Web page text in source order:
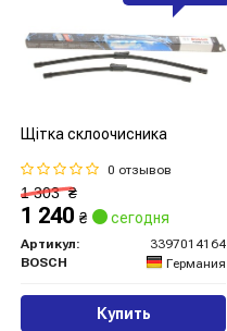
Щітка склоочисника
0 отзывов
1 303₴
1 240 ₴ сегодня
Артикул:
3397014164
BOSCH
Германия
Купить